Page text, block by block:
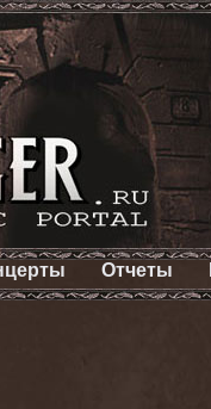
Отчеты